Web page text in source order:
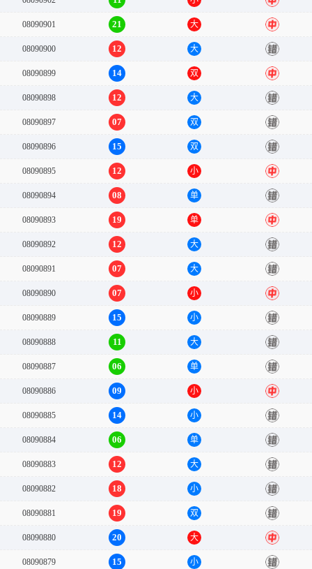
08090901 21 大 中
08090900 12 大 错
08090899 14 双 中
08090898 12 大 错
08090897 07 双 错
08090896 15 双 错
08090895 12 小 中
08090894 08 单 错
08090893 19 单 中
08090892 12 大 错
08090891 07 大 错
08090890 07 小 中
08090889 15 小 错
08090888 11 大 错
08090887 06 单 错
08090886 09 小 中
08090885 14 小 错
08090884 06 单 错
08090883 12 大 错
08090882 18 小 错
08090881 19 双 错
08090880 20 大 中
08090879 15 小 错